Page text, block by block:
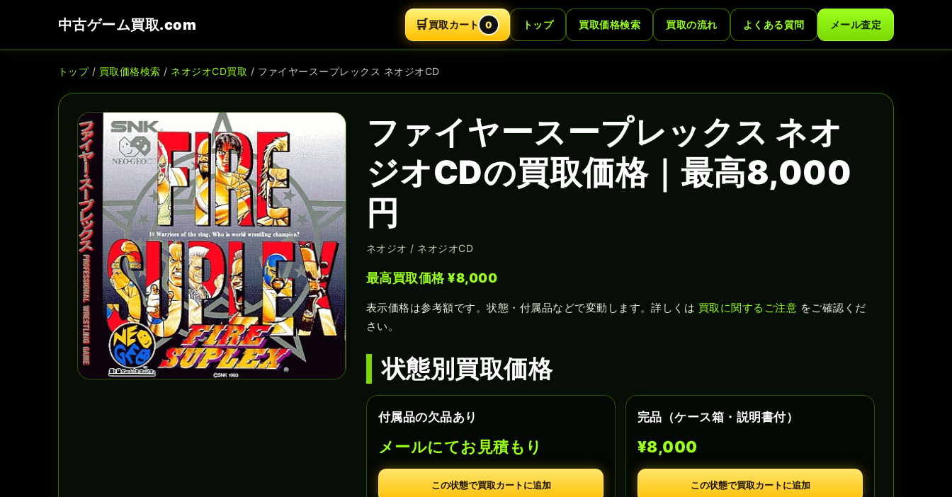
中古ゲーム買取.com 🛒買取カート 0 トップ 買取価格検索 買取の流れ よくある質問 メール査定
トップ/ 買取価格検索 / ネオジオCD買取 / ファイヤースープレックス ネオジオCD
ファイヤースープレックス ネオ
ジオCDの買取価格｜最高8,000
円
ネオジオ / ネオジオCD
最高買取価格 ¥8,000
表示価格は参考額です。状態・付属品などで変動します。詳しくは 買取に関するご注意 をご確認くだ
さい。
状態別買取価格
付属品の欠品あり
メールにてお見積もり
この状態で買取カートに追加
完品（ケース箱・説明書付）
¥8,000
この状態で買取カートに追加